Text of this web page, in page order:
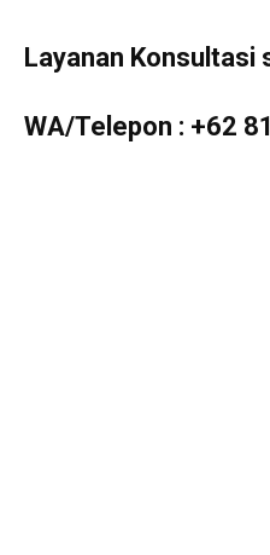
Layanan Konsultasi
WA/Telepon : +62